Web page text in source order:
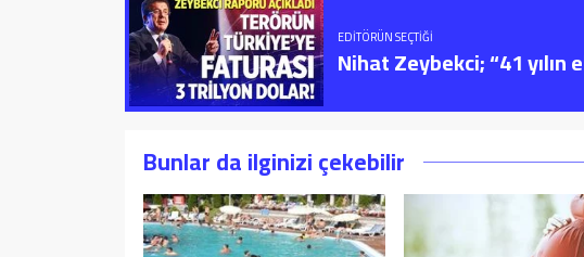
EDITÖRÜN SEÇTIĞI
Nihat Zeybekci; “41
Bunlar da ilginizi çekebilir